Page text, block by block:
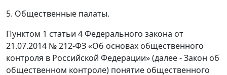
5. Общественные палаты.
Пунктом 1 статьи 4 Федерального закона от
21.07.2014 № 212-ФЗ «Об основах общественного
контроля в Российской Федерации» (далее - Закон об
общественном контроле) понятие общественного